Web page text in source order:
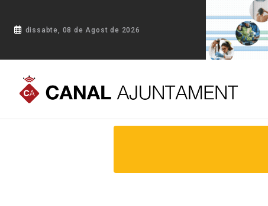
dissabte, 08 de Agost de 2026
Portada Blog L'alcalde d'Arbúcies rep la Medalla de